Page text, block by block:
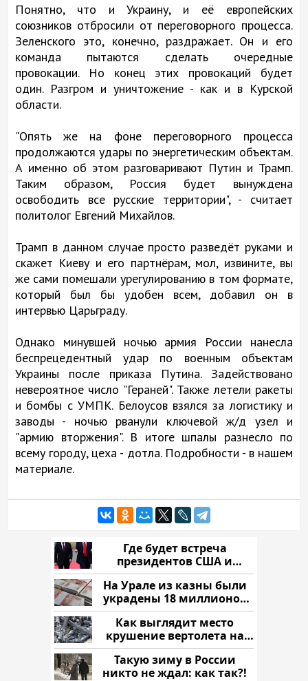
Понятно, что и Украину, и её европейских
союзников отбросили от переговорного процесса.
Зеленского это, конечно, раздражает. Он и его
команда пытаются сделать очередные
провокации. Но конец этих провокаций будет
один. Разгром и уничтожение - как и в Курской
области.
"Опять же на фоне переговорного процесса
продолжаются удары по энергетическим объектам.
А именно об этом разговаривают Путин и Трамп.
Таким образом, Россия будет вынуждена
освободить все русские территории", - считает
политолог Евгений Михайлов.
Трамп в данном случае просто разведёт руками и
скажет Киеву и его партнёрам, мол, извините, вы
же сами помешали урегулированию в том формате,
который был бы удобен всем, добавил он в
интервью Царьграду.
Однако минувшей ночью армия России нанесла
беспрецедентный удар по военным объектам
Украины после приказа Путина. Задействовано
невероятное число "Гераней". Также летели ракеты
и бомбы с УМПК. Белоусов взялся за логистику и
заводы - ночью рванули ключевой ж/д узел и
"армию вторжения". В итоге шпалы разнесло по
всему городу, цеха - дотла. Подробности - в нашем
материале.
Где будет встреча
президентов США и
России: Европа?
На Урале из казны были
украдены 18 миллионов
рублей
Как выглядит место
крушение вертолета на
Кавказе: смотреть
Такую зиму в России
никто не ждал: как так?!